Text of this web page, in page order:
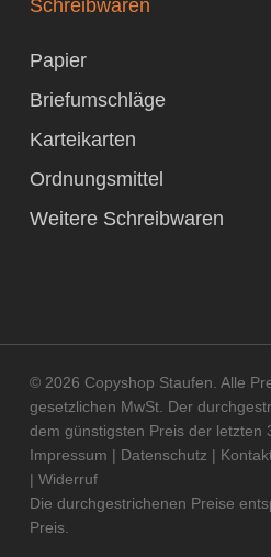
Schreibwaren
Papier
Briefumschläge
Karteikarten
Ordnungsmittel
Weitere Schreibwaren
© 2026 Copyshop Staufen. Alle
gesetzlichen MwSt. Der
dem günstigsten Preis der letzten
Impressum | Datenschutz |
| Widerruf
Die durchgestrichenen Preise
Preis.